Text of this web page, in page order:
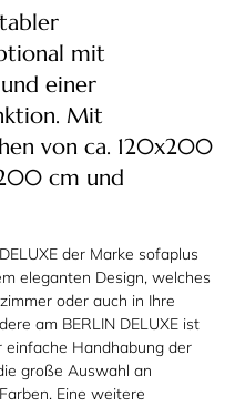
mit
einer
Mit
von ca. 120x200
cm und
der Marke sofaplus
eleganten Design, welches
oder auch in Ihre
am BERLIN DELUXE ist
einfache Handhabung der
große Auswahl an
Eine weitere